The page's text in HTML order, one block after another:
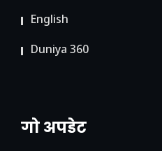
English
Duniya 360
गो अपडेट